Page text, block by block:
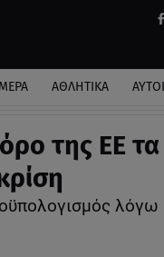
ΑΘΛΗΤΙΚΑ
της ΕΕ τα
λόγω